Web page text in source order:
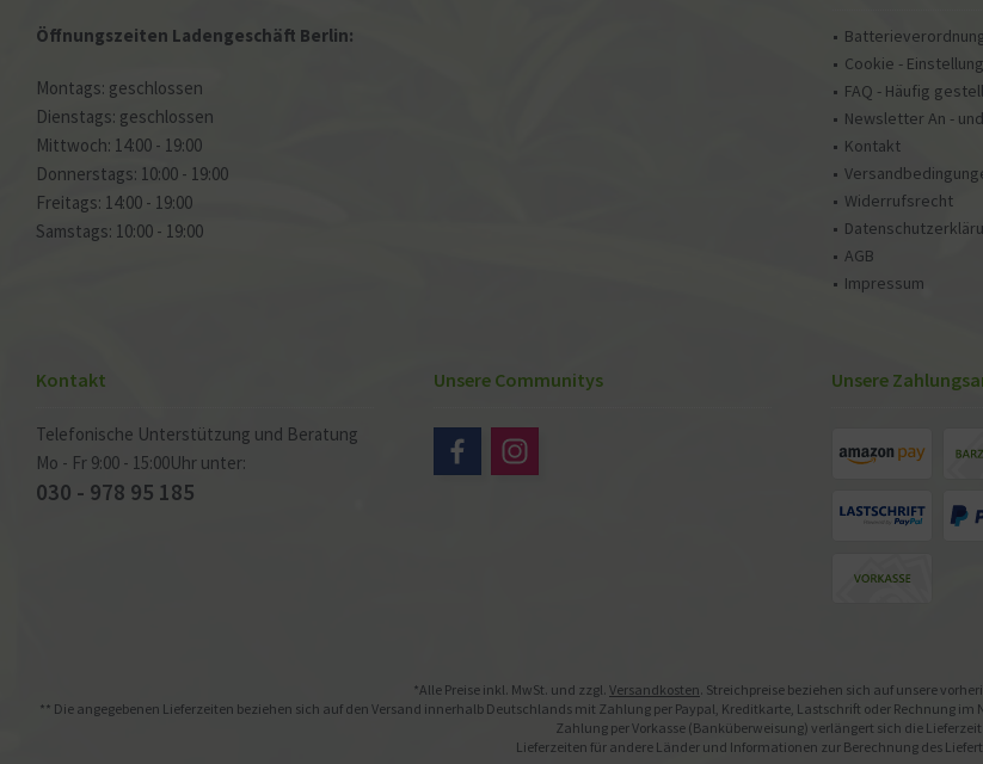
Öffnungszeiten Ladengeschäft Berlin:
Montags: geschlossen
Dienstags: geschlossen
Mittwoch: 14:00 - 19:00
Donnerstags: 10:00 - 19:00
Freitags: 14:00 - 19:00
Samstags: 10:00 - 19:00
Cookie -
FAQ - Häufig
Newsletter An -
Kontakt
Widerrufsrecht
AGB
Impressum
Kontakt
Telefonische Unterstützung und Beratung
Mo - Fr 9:00 - 15:00Uhr unter:
030 - 978 95 185
Unsere Communitys Unsere
*Alle Preise inkl. MwSt. und zzgl. Versandkosten. Streichpreise beziehen sich auf unsere
** Die angegebenen Lieferzeiten beziehen sich auf den Versand innerhalb Deutschlands mit Zahlung per Paypal, Kreditkarte, Lastschrift oder Rechnung
Zahlung per Vorkasse (Banküberweisung) verlängert sich die Lieferzeit
Lieferzeiten für andere Länder und Informationen zur Berechnung des